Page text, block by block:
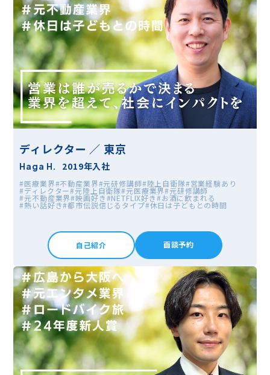
ディレクター ／ 東京
Haga H. 2019年入社
#医療業界#不動産業界#元研修講師#陸上自衛隊#営業経験あり
#ディレクター#元陸上自衛隊#元医療業界#元研修講師
#元不動産業界#映画好き#NETFLIX好き#お酒に飲まれる
#熱い話好き#都市伝説信じるタイプ#休日は子どもとの時間
自己紹介 面談予約